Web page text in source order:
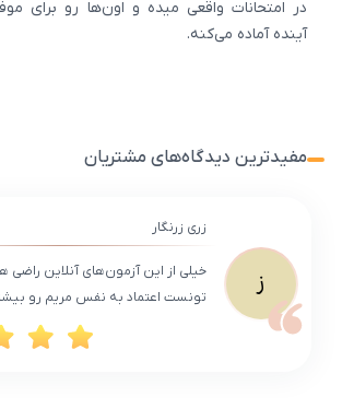
در امتحانات واقعی میده و اون‌ها رو برای
آینده آماده می‌کنه.
مفیدترین دیدگاه‌های مشتریان
ز
زری زرنگار
خیلی از این آزمون‌های آنلاین
تونست اعتماد به نفس مریم رو